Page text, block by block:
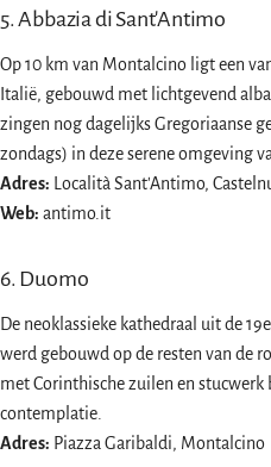
5. Abbazia di Sant'Antimo
Op 10 km van Montalcino ligt een
Italië, gebouwd met lichtgevend
zingen nog dagelijks Gregoriaanse
zondags) in deze serene omgeving
Adres: Località Sant'Antimo,
Web: antimo.it
6. Duomo
De neoklassieke kathedraal uit de
werd gebouwd op de resten van de
met Corinthische zuilen en
contemplatie.
Adres: Piazza Garibaldi, Montalcino